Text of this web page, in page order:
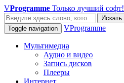
VProgramme Только лучший софт!
Искать
Toggle navigation
VProgramme
Мультимедиа
Аудио и видео
Запись дисков
Плееры
Интернет